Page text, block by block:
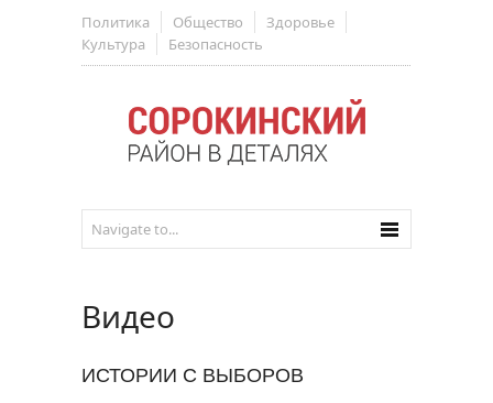
Политика Общество
Здоровье
Культура
Безопасность
Видео
ИСТОРИИ С ВЫБОРОВ